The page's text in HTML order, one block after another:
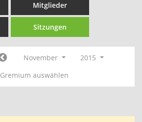
Mitglieder
Sitzungen
November
2015
Gremium auswählen